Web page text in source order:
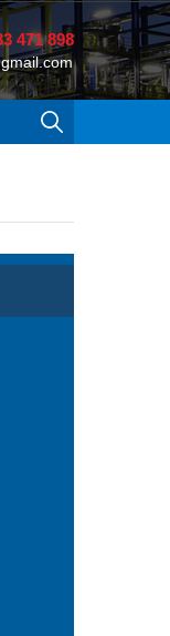
471 898
Tải